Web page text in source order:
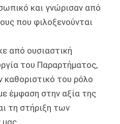
και γνώρισαν από
που φιλοξενούνται
από ουσιαστική
του Παραρτήματος,
καθοριστικό του ρόλο
έμφαση στην αξία της
τη στήριξη των